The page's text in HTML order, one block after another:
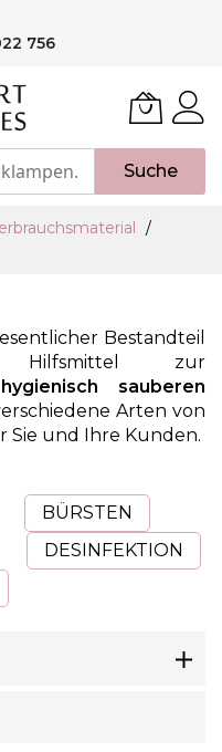
756
Suche
Bestandteil
Hilfsmittel zur
sauberen
Arten von
und Ihre Kunden.
BÜRSTEN
DESINFEKTION